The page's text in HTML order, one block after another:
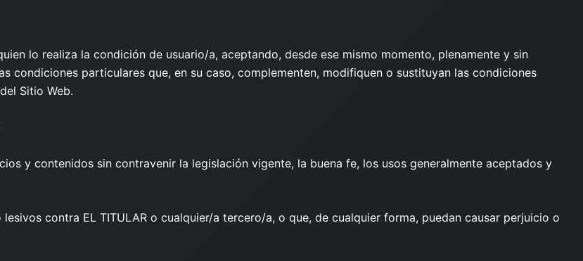
lo realiza la condición de usuario/a, aceptando, desde ese mismo momento, plenamente y sin
condiciones particulares que, en su caso, complementen, modifiquen o sustituyan las condiciones
Sitio Web.
y contenidos sin contravenir la legislación vigente, la buena fe, los usos generalmente aceptados y
contra EL TITULAR o cualquier/a tercero/a, o que, de cualquier forma, puedan causar perjuicio o